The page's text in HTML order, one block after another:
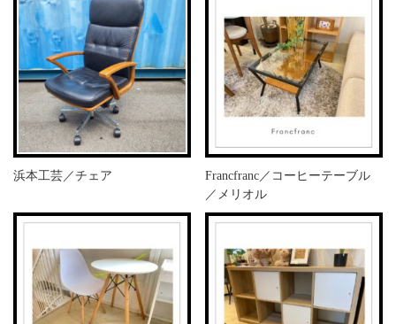
浜本工芸／チェア
Francfranc／コーヒーテーブル
／メリオル